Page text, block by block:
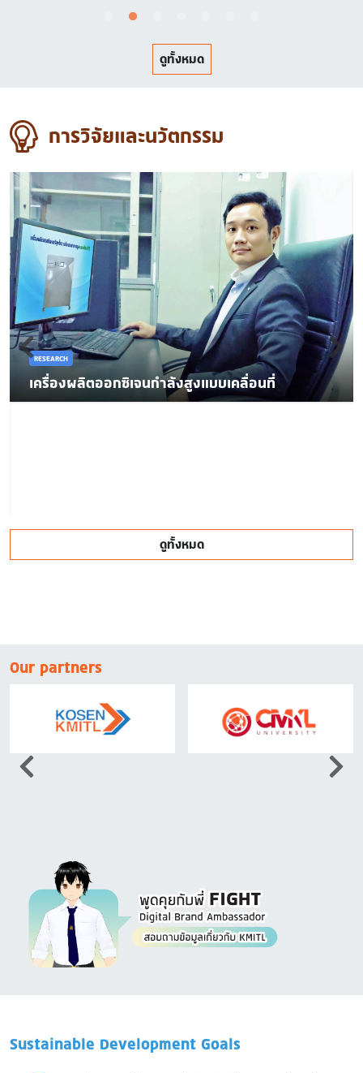
ดูทั้งหมด
การวิจัยและนวัตกรรม
RESEARCH
เครื่องผลิตออกซิเจนกำลังสูงแบบเคลื่อนที่
ดูทั้งหมด
Our partners
Sustainable Development Goals